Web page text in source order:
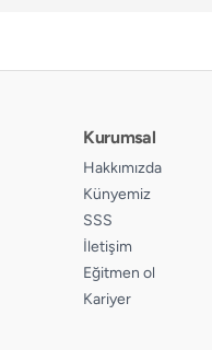
Kurumsal
Hakkımızda
Künyemiz
SSS
İletişim
Eğitmen ol
Kariyer